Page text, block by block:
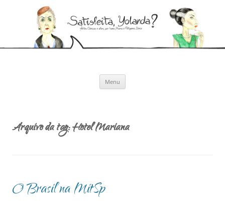
Menu
Arquivo da tag:Hotel Mariana
O Brasil na MitSp